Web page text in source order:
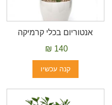
אנטוריום בכלי קרמיקה
140 ₪
קנה עכשיו